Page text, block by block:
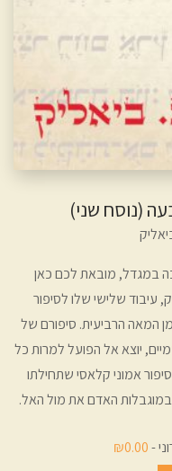
(נוסח שני)
במגדל, מובאת לכם כאן
עיבוד שלישי שלו לסיפור
המאה הרביעית. סיפורם של
יוצא אל הפועל למרות כל
אמוני קלאסי שתחילתו
במוגבלות האדם את מול האל.
-
₪0.00